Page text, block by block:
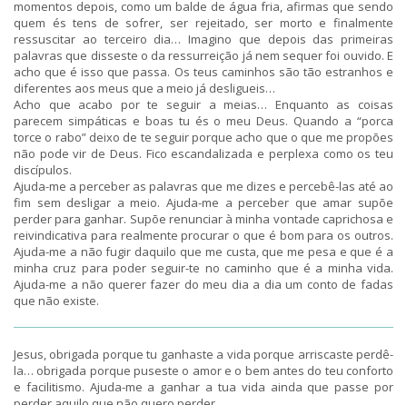
momentos depois, como um balde de água fria, afirmas que sendo
quem és tens de sofrer, ser rejeitado, ser morto e finalmente
ressuscitar ao terceiro dia… Imagino que depois das primeiras
palavras que disseste o da ressurreição já nem sequer foi ouvido. E
acho que é isso que passa. Os teus caminhos são tão estranhos e
diferentes aos meus que a meio já desligueis…
Acho que acabo por te seguir a meias… Enquanto as coisas
parecem simpáticas e boas tu és o meu Deus. Quando a “porca
torce o rabo” deixo de te seguir porque acho que o que me propões
não pode vir de Deus. Fico escandalizada e perplexa como os teu
discípulos.
Ajuda-me a perceber as palavras que me dizes e percebê-las até ao
fim sem desligar a meio. Ajuda-me a perceber que amar supõe
perder para ganhar. Supõe renunciar à minha vontade caprichosa e
reivindicativa para realmente procurar o que é bom para os outros.
Ajuda-me a não fugir daquilo que me custa, que me pesa e que é a
minha cruz para poder seguir-te no caminho que é a minha vida.
Ajuda-me a não querer fazer do meu dia a dia um conto de fadas
que não existe.
Jesus, obrigada porque tu ganhaste a vida porque arriscaste perdê-
la… obrigada porque puseste o amor e o bem antes do teu conforto
e facilitismo. Ajuda-me a ganhar a tua vida ainda que passe por